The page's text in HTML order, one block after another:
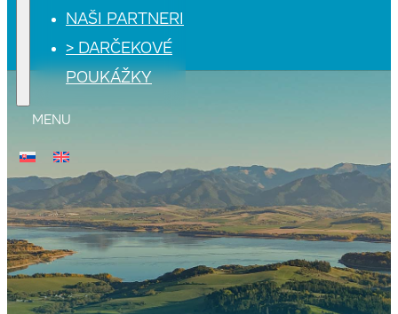
NAŠI PARTNERI
> DARČEKOVÉ
POUKÁŽKY
MENU